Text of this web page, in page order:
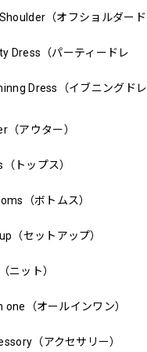
（オフショルダード
Dress（パーティードレ
Dress（イブニングドレ
（アウター）
トップス）
（ボトムス）
（セットアップ）
ニット）
one（オールインワン）
（アクセサリー）